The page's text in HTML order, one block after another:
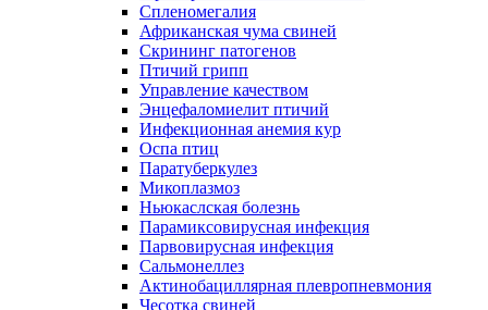
Спленомегалия
Африканская чума свиней
Скрининг патогенов
Птичий грипп
Управление качеством
Энцефаломиелит птичий
Инфекционная анемия кур
Оспа птиц
Паратуберкулез
Микоплазмоз
Ньюкаслская болезнь
Парамиксовирусная инфекция
Парвовирусная инфекция
Сальмонеллез
Актинобациллярная плевропневмония
Чесотка свиней